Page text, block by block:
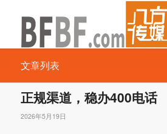
文章列表
正规渠道，稳办400电话
2026年5月19日